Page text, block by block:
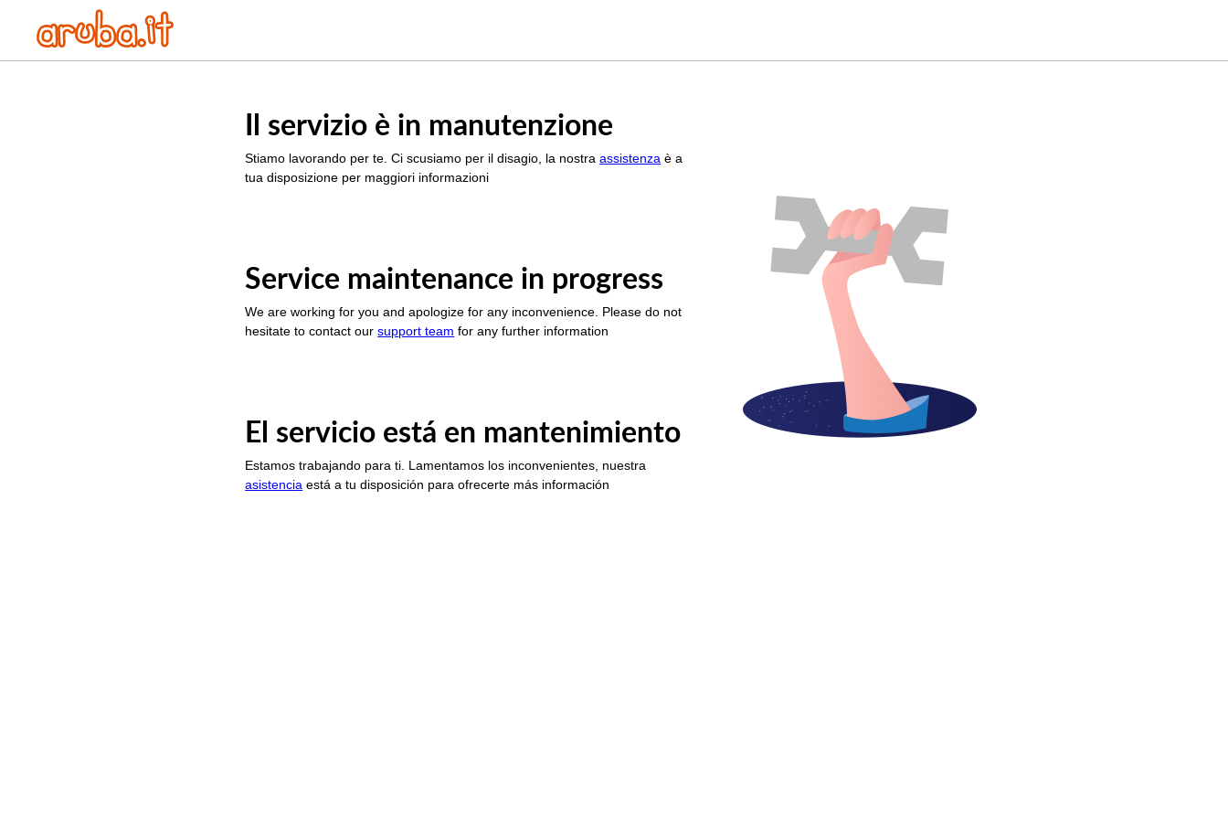
Il servizio è in manutenzione
Stiamo lavorando per te. Ci scusiamo per il disagio, la nostraassistenza è a
tua disposizione per maggiori informazioni
Service maintenance in progress
We are working for you and apologize for any inconvenience. Please do not
hesitate to contact oursupport team for any further information
El servicio está en mantenimiento
Estamos trabajando para ti. Lamentamos los inconvenientes, nuestra
asistencia está a tu disposición para ofrecerte más información